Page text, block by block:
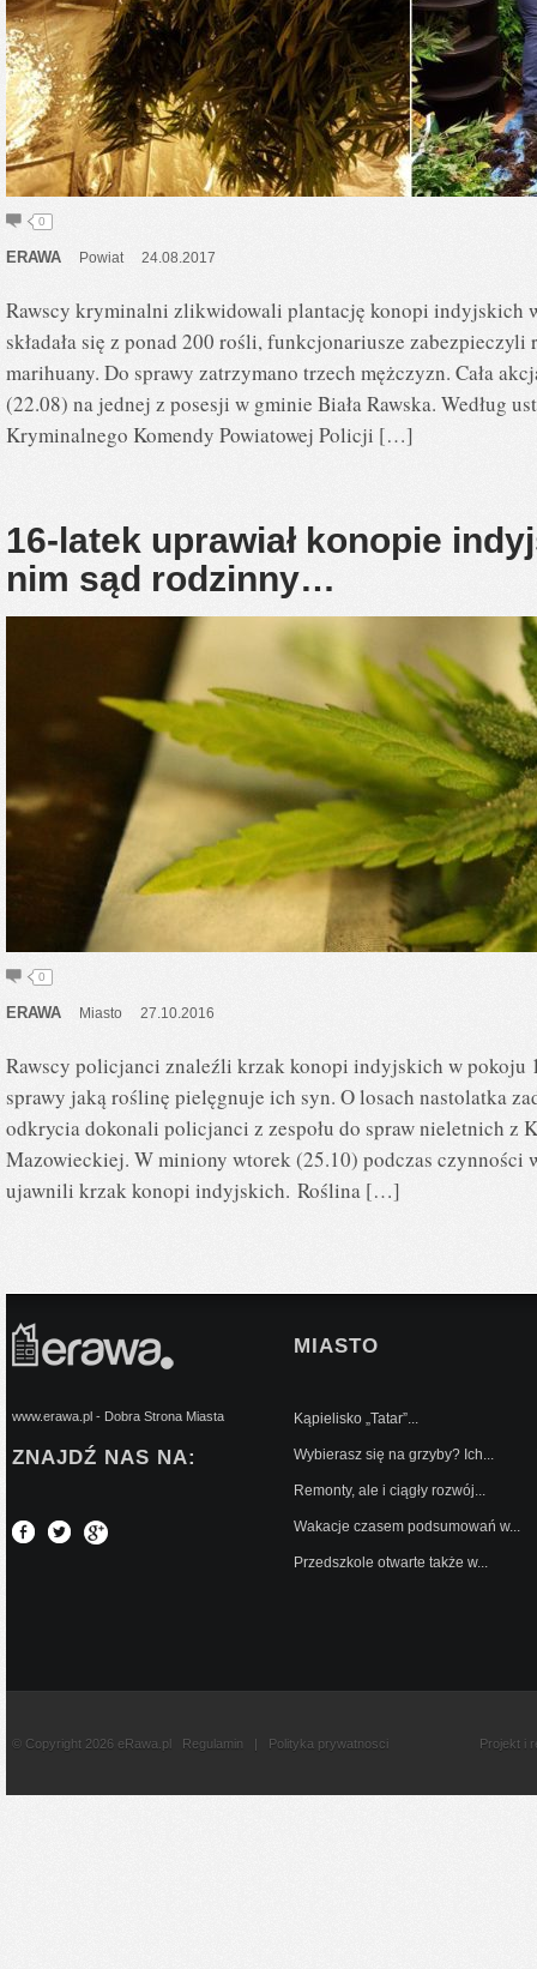
0
ERAWA Powiat 24.08.2017
Rawscy kryminalni zlikwidowali plantację konopi indyjskich
składała się z ponad 200 rośli, funkcjonariusze
marihuany. Do sprawy zatrzymano trzech mężczyzn. Cała
(22.08) na jednej z posesji w gminie Biała Rawska. Według
Kryminalnego Komendy Powiatowej Policji […]
16-latek uprawiał konopie
nim sąd rodzinny…
0
ERAWA Miasto 27.10.2016
Rawscy policjanci znaleźli krzak konopi indyjskich w pokoju
sprawy jaką roślinę pielęgnuje ich syn. O losach nastolatka
odkrycia dokonali policjanci z zespołu do spraw nieletnich z
Mazowieckiej. W miniony wtorek (25.10) podczas czynności
ujawnili krzak konopi indyjskich. Roślina […]
www.erawa.pl - Dobra Strona Miasta
ZNAJDŹ NAS NA:
MIASTO
Kąpielisko „Tatar”...
Wybierasz się na grzyby? Ich...
Remonty, ale i ciągły rozwój...
Wakacje czasem podsumowań w...
Przedszkole otwarte także w...
© Copyright 2026 eRawa.pl Regulamin | Polityka prywatnosci Projekt i